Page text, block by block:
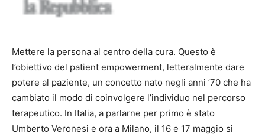
Mettere la persona al centro della cura. Questo è
l’obiettivo del patient empowerment, letteralmente dare
potere al paziente, un concetto nato negli anni ’70 che ha
cambiato il modo di coinvolgere l’individuo nel percorso
terapeutico. In Italia, a parlarne per primo è stato
Umberto Veronesi e ora a Milano, il 16 e 17 maggio si